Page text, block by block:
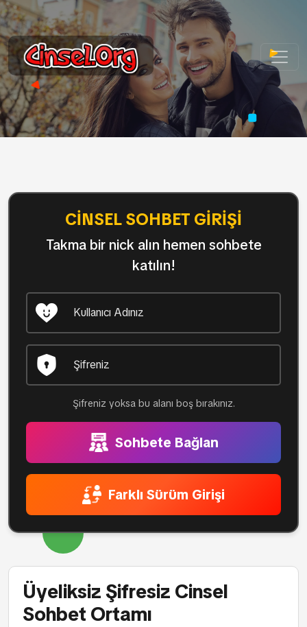
CINSEL SOHBET GIRIŞI
Takma bir nick alın hemen sohbete
katılın!
Şifreniz yoksa bu alanı boş bırakınız.
Sohbete Bağlan
Farklı Sürüm Girişi
Üyeliksiz Şifresiz Cinsel
Sohbet Ortamı